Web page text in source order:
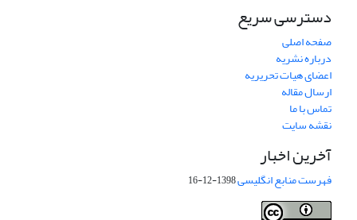
دسترسی سریع
صفحه اصلی
درباره نشریه
اعضای هیات تحریریه
ارسال مقاله
تماس با ما
نقشه سایت
آخرین اخبار
فهرست منابع انگلیسی1398-12-16